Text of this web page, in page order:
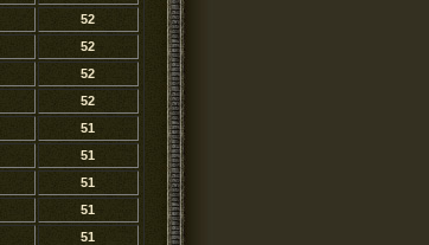
52
52
52
52
51
51
51
51
51